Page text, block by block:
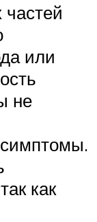
или
не
как